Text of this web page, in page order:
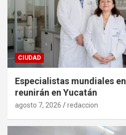
CIUDAD
Especialistas mundiales
reunirán en Yucatán
agosto 7, 2026 redaccion